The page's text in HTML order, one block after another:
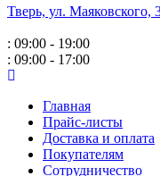
Тверь, ул. Маяковского,
: 09:00 - 19:00
: 09:00 - 17:00
Главная
Прайс-листы
Доставка и оплата
Покупателям
Сотрудничество